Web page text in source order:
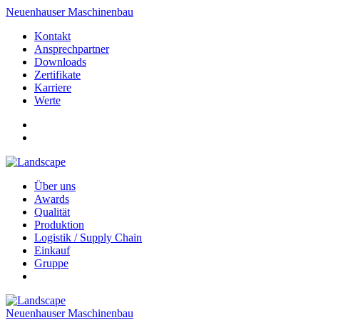
Neuenhauser Maschinenbau
Kontakt
Ansprechpartner
Downloads
Zertifikate
Karriere
Werte
Über uns
Awards
Qualität
Produktion
Logistik / Supply Chain
Einkauf
Gruppe
Neuenhauser Maschinenbau